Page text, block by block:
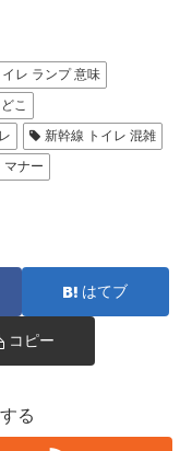
レ ランプ 意味
こ
新幹線 トイレ 混雑
マナー
はてブ
コピー
る